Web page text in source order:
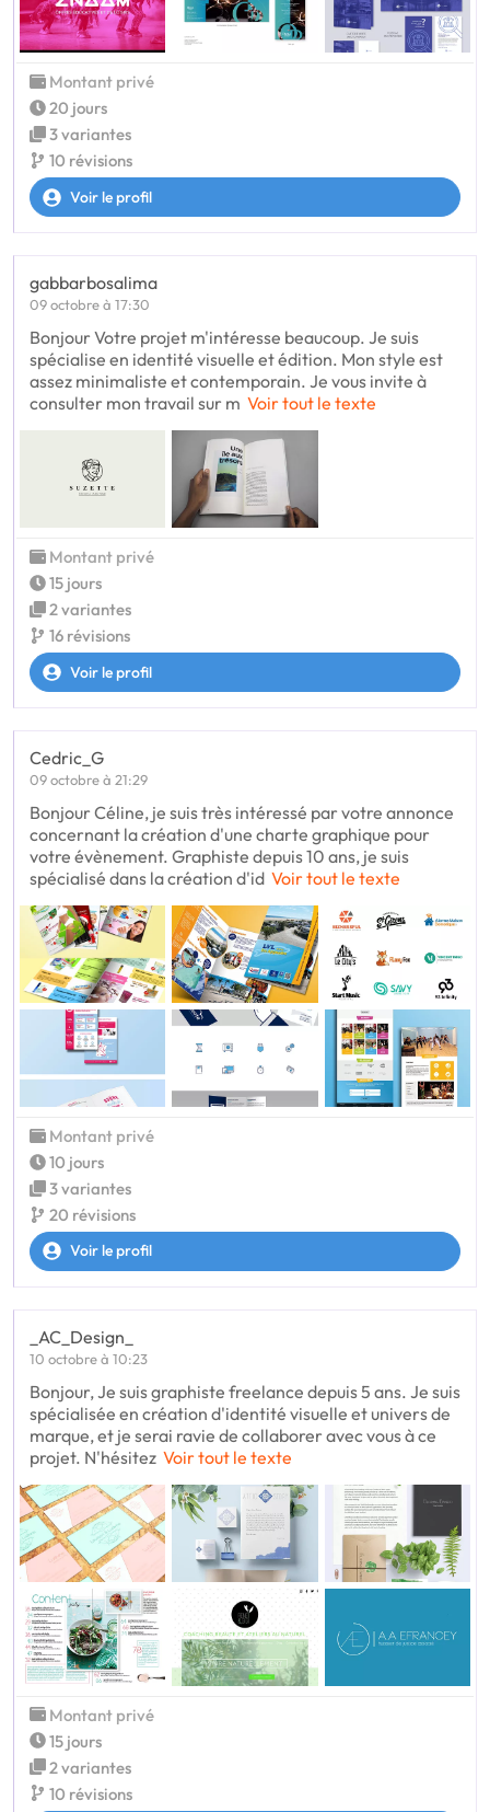
Montant privé
20 jours
3 variantes
10 révisions
Voir le profil
gabbarbosalima
09 octobre à 17:30
Bonjour Votre projet m'intéresse beaucoup. Je suis
spécialise en identité visuelle et édition. Mon style est
assez minimaliste et contemporain. Je vous invite à
consulter mon travail sur m Voir tout le texte
Montant privé
15 jours
2 variantes
16 révisions
Voir le profil
Cedric_G
09 octobre à 21:29
Bonjour Céline, je suis très intéressé par votre annonce
concernant la création d'une charte graphique pour
votre évènement. Graphiste depuis 10 ans, je suis
spécialisé dans la création d'id Voir tout le texte
Montant privé
10 jours
3 variantes
20 révisions
Voir le profil
_AC_Design_
10 octobre à 10:23
Bonjour, Je suis graphiste freelance depuis 5 ans. Je suis
spécialisée en création d'identité visuelle et univers de
marque, et je serai ravie de collaborer avec vous à ce
projet. N'hésitez Voir tout le texte
Montant privé
15 jours
2 variantes
10 révisions